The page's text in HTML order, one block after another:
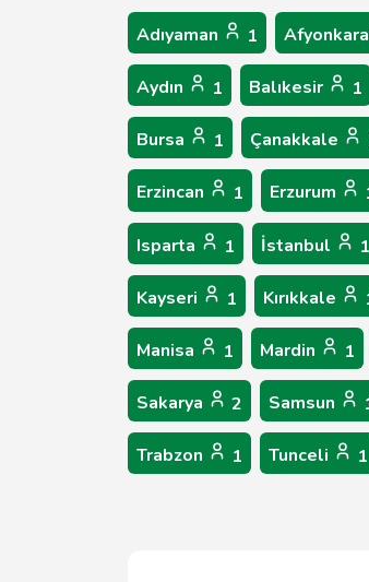
Adıyaman 1
Aydın 1 Balıkesir 1
Bursa 1 Çanakkale
Erzincan 1 Erzurum
Isparta 1 İstanbul 1
Kayseri 1 Kırıkkale
Manisa 1 Mardin 1
Sakarya 2 Samsun
Trabzon 1 Tunceli 1